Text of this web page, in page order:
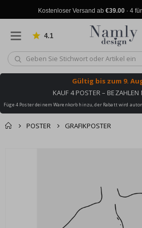
Kostenloser Versand ab €39.00· 4
4.1 von 1032 Bewertungen
Gültig bis zum 9.
KAUF 4 POSTER – BEZAHLEN
Füge 4 Poster deinem Warenkorb hinzu, der Rabatt wird
POSTER GRAFIKPOSTER